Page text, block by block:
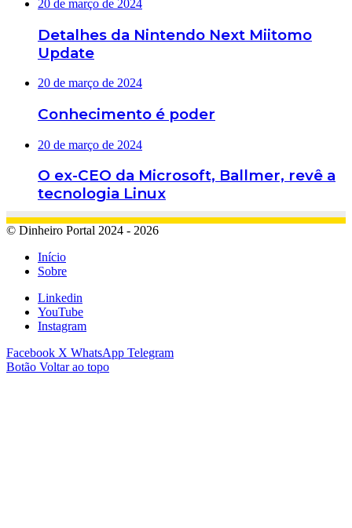
20 de março de 2024
Detalhes da Nintendo Next Miitomo
Update
20 de março de 2024
Conhecimento é poder
20 de março de 2024
O ex-CEO da Microsoft, Ballmer, revê a
tecnologia Linux
© Dinheiro Portal 2024 - 2026
Início
Sobre
Linkedin
YouTube
Instagram
Facebook X WhatsApp Telegram
Botão Voltar ao topo